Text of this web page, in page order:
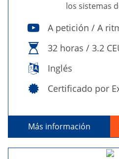
los sistemas
A petición / A
32 horas / 3.2
Inglés
Certificado por
Más información